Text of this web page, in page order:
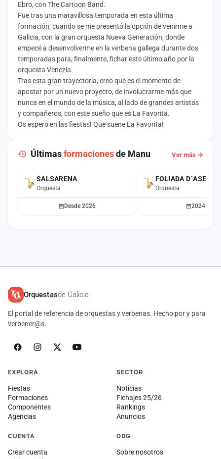
Ebro, con The Cartoon Band.
Fue tras una maravillosa temporada en esta última
formación, cuando se me presentó la opción de venirme a
Galicia, con la gran orquesta Nueva Generación, donde
empecé a desenvolverme en la verbena gallega durante dos
temporadas para, finalmente, fichar este último año por la
orquesta Venezia.
Tras esta gran trayectoria, creo que es el momento de
apostar por un nuevo proyecto, de involucrarme más que
nunca en el mundo de la música, al lado de grandes artistas
y compañeros, con este sueño que es La Favorita.
Os espero en las fiestas! Que suene La Favorita!
Últimasformacionesde Manu Ver más →
ACTUALSALSARENA
Orquesta
Desde 2026
FOLIADA D´ASES
Orquesta
2024
Orquestasde Galicia
El portal de referencia de orquestas y verbenas. Hecho por y para
verbener@s.
EXPLORA
Fiestas
Formaciones
Componentes
Agencias
SECTOR
Noticias
Fichajes 25/26
Rankings
Anuncios
CUENTA
Crear cuenta
ODG
Sobre nosotros